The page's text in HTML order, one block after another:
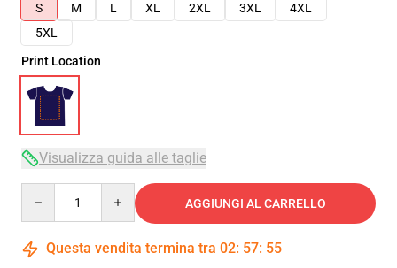
S
M L XL 2XL 3XL
4XL
5XL
Print Location
Visualizza guida alle taglie
AGGIUNGI AL CARRELLO
Questa vendita termina tra 02: 57: 54